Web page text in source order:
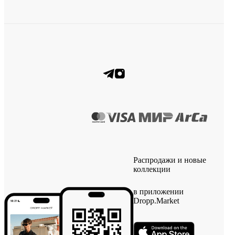
Распродажи и новые
коллекции
в приложении
Dropp.Market